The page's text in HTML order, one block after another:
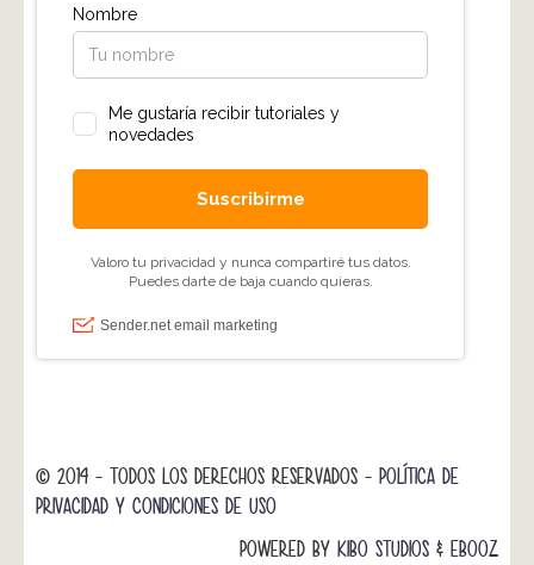
© 2014 - TODOS LOS DERECHOS RESERVADOS - POLÍTICA DE
PRIVACIDAD Y CONDICIONES DE USO
POWERED BY KIBO STUDIOS & EBOOZ